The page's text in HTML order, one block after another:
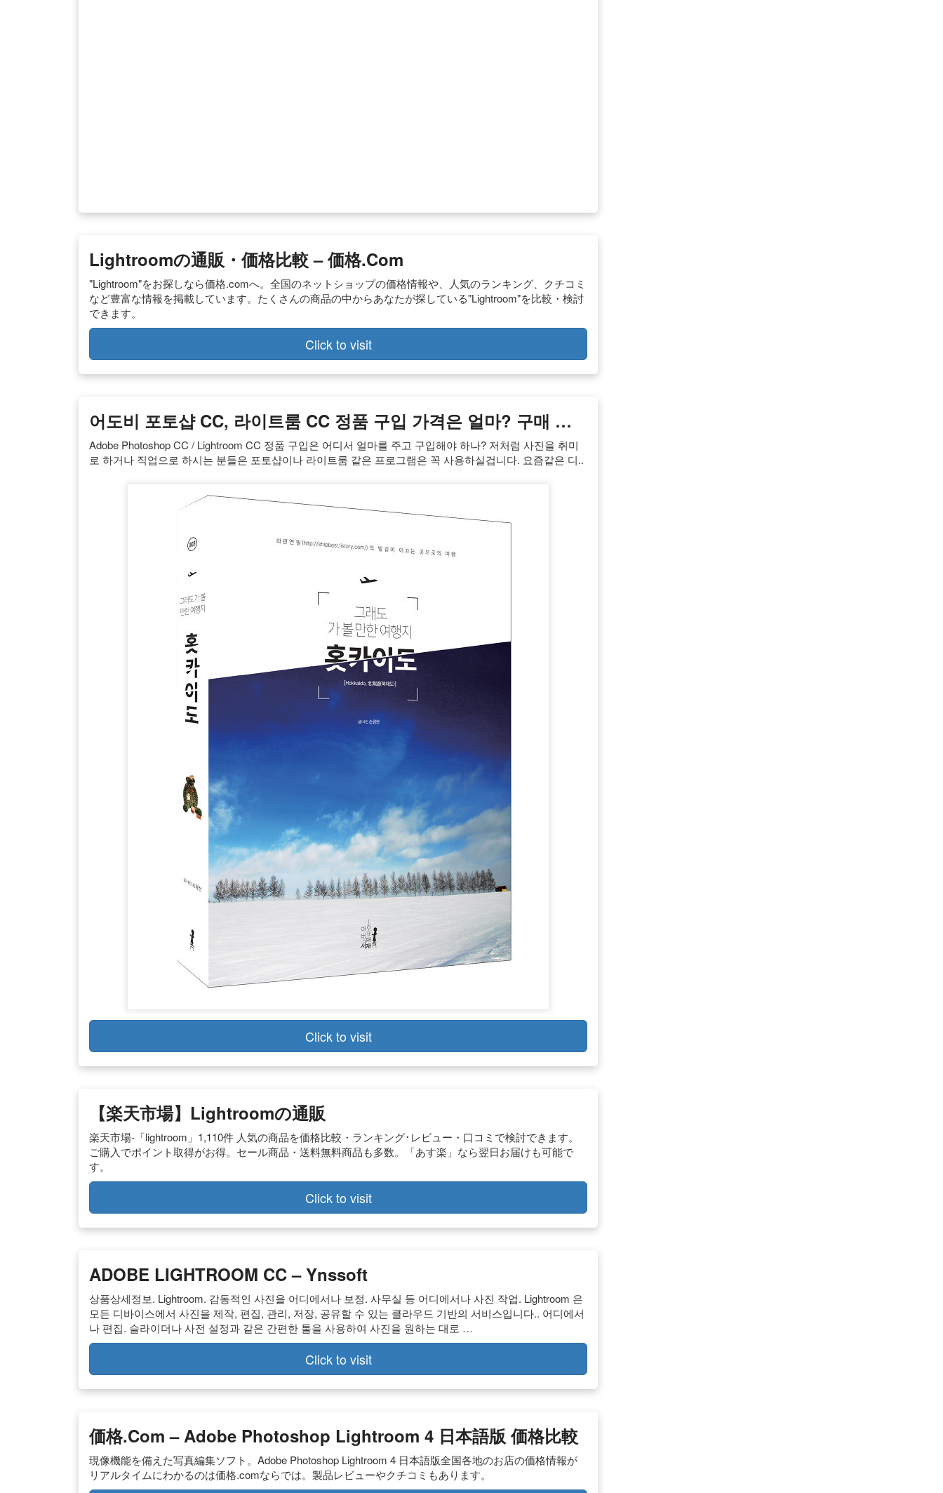
Lightroomの通販・価格比較 – 価格.com
"Lightroom"をお探しなら価格.comへ。全国のネットショップの価格情報や、人気のランキング、クチコミ
など豊富な情報を掲載しています。たくさんの商品の中からあなたが探している"Lightroom"を比較・検討
できます。
Click to visit
어도비 포토샵 CC, 라이트룸 CC 정품 구입 가격은 얼마? 구매 …
Adobe Photoshop CC / Lightroom CC 정품 구입은 어디서 얼마를 주고 구입해야 하나? 저처럼 사진을 취미
로 하거나 직업으로 하시는 분들은 포토샵이나 라이트룸 같은 프로그램은 꼭 사용하실겁니다. 요즘같은 디..
Click to visit
【楽天市場】lightroomの通販
楽天市場-「lightroom」1,110件 人気の商品を価格比較・ランキング･レビュー・口コミで検討できます。
ご購入でポイント取得がお得。セール商品・送料無料商品も多数。「あす楽」なら翌日お届けも可能で
す。
Click to visit
ADOBE LIGHTROOM CC – Ynssoft
상품상세정보. Lightroom. 감동적인 사진을 어디에서나 보정. 사무실 등 어디에서나 사진 작업. Lightroom 은
모든 디바이스에서 사진을 제작, 편집, 관리, 저장, 공유할 수 있는 클라우드 기반의 서비스입니다.. 어디에서
나 편집. 슬라이더나 사전 설정과 같은 간편한 툴을 사용하여 사진을 원하는 대로 …
Click to visit
価格.com – Adobe Photoshop Lightroom 4 日本語版 価格比較
現像機能を備えた写真編集ソフト。Adobe Photoshop Lightroom 4 日本語版全国各地のお店の価格情報が
リアルタイムにわかるのは価格.comならでは。製品レビューやクチコミもあります。